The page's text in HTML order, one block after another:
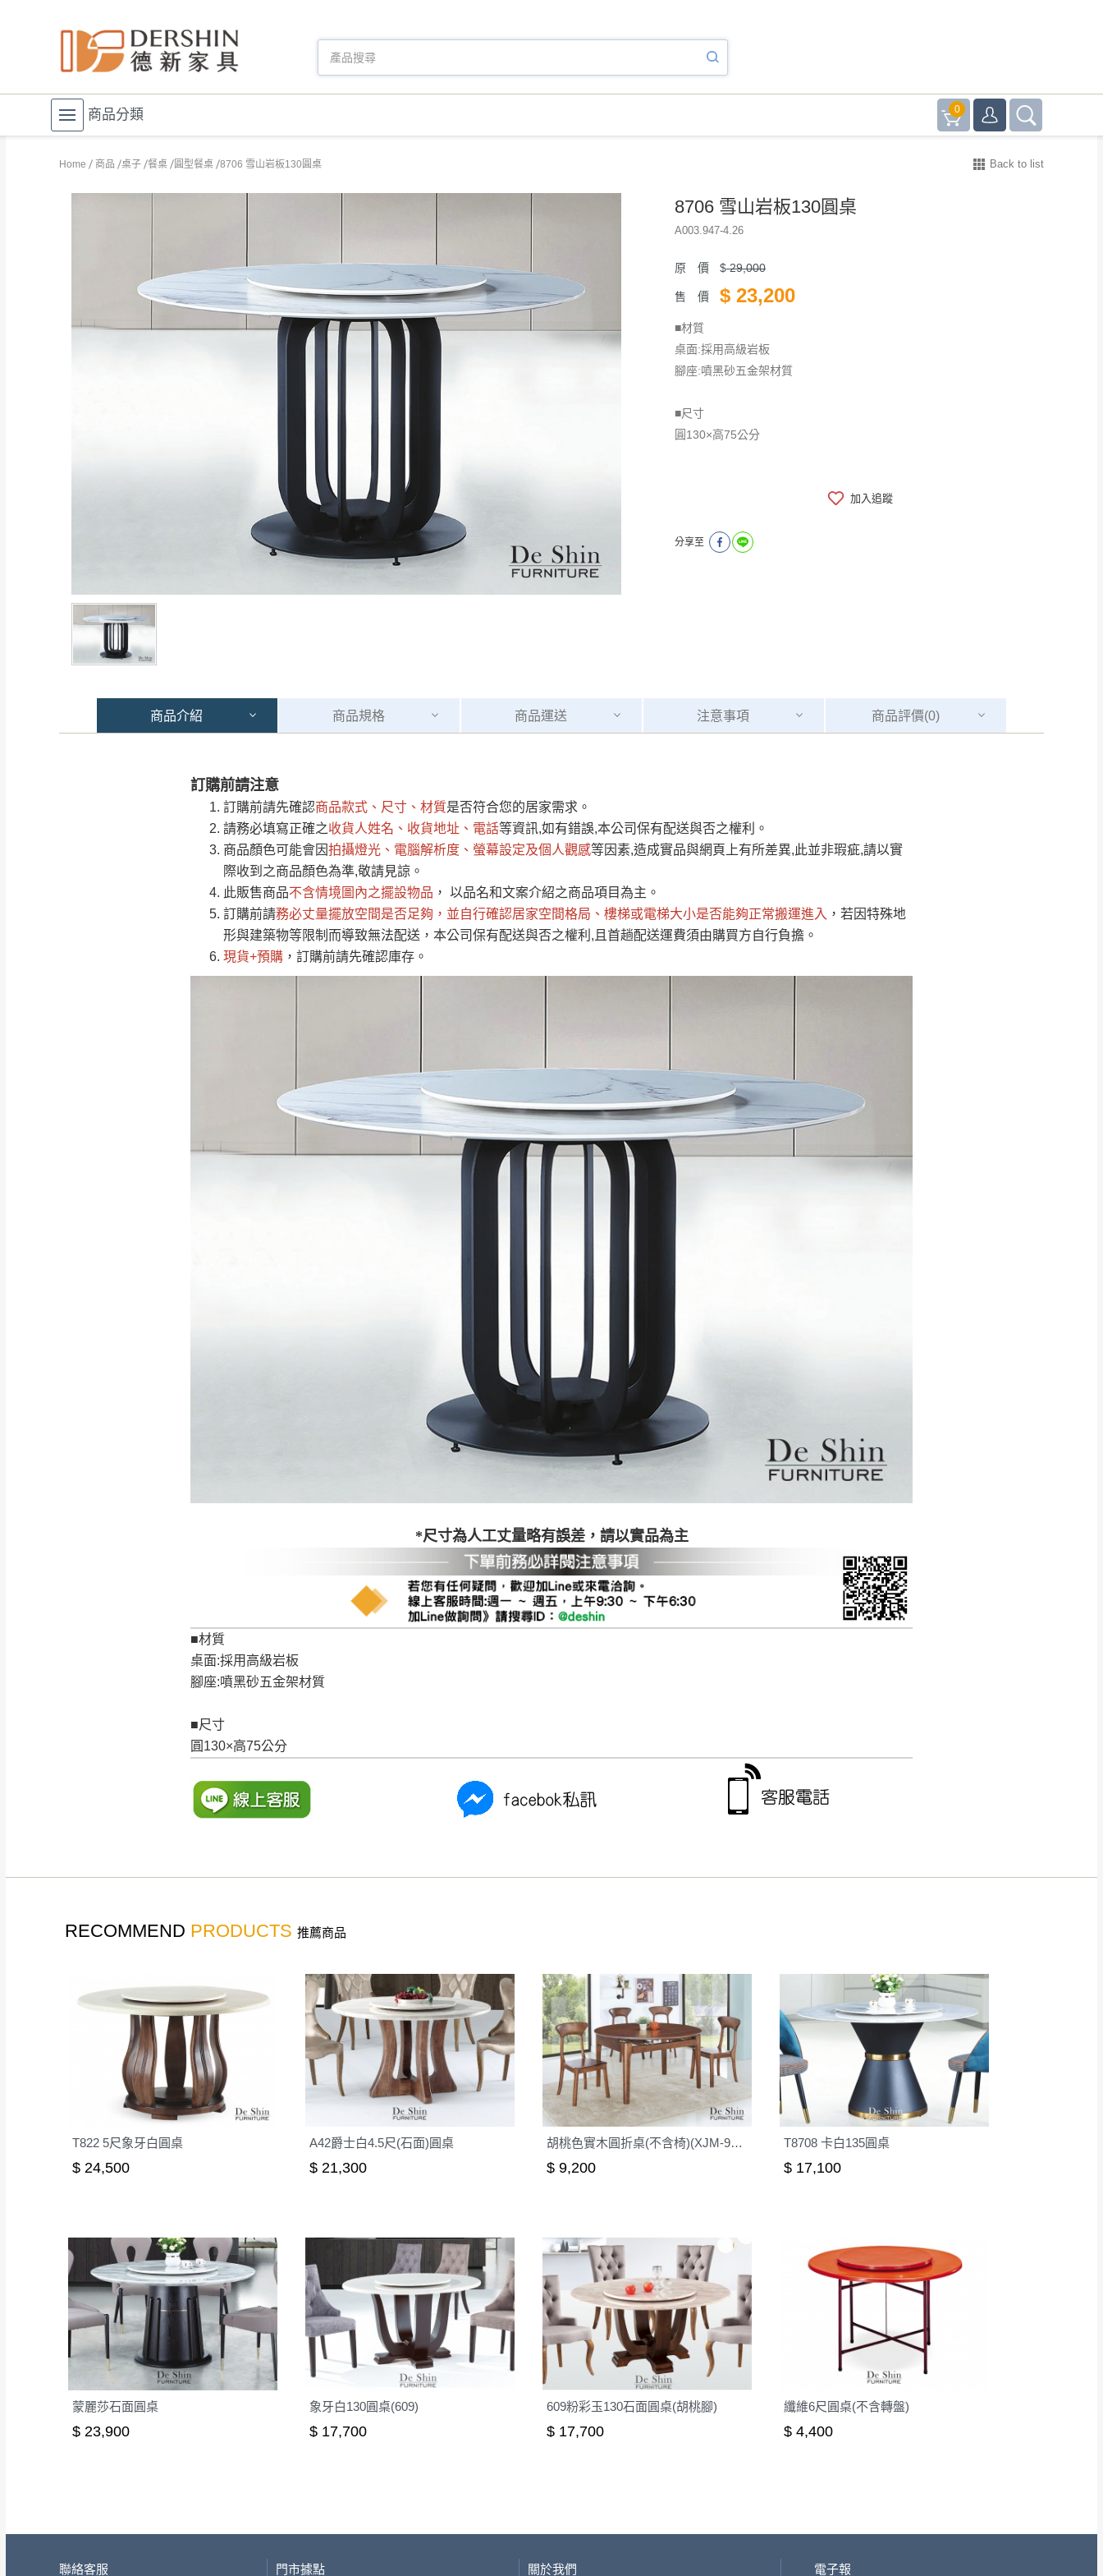
商品分類 0
Home 商品 桌子 餐桌 圓型餐桌 8706 雪山岩板130圓桌 Back to list
8706 雪山岩板130圓桌
A003.947-4.26
原 價 $29,000
售 價 $ 23,200
■材質
桌面:採用高級岩板
腳座:噴黑砂五金架材質
■尺寸
圓130×高75公分
加入追蹤
分享至
商品介紹 商品規格 商品運送 注意事項 商品評價(0)
訂購前請注意
訂購前請先確認商品款式、尺寸、材質是否符合您的居家需求。
請務必填寫正確之收貨人姓名、收貨地址、電話等資訊,如有錯誤,本公司保有配送與否之權利。
商品顏色可能會因拍攝燈光、電腦解析度、螢幕設定及個人觀感等因素,造成實品與網頁上有所差異,此並非瑕疵,請以實
際收到之商品顏色為準,敬請見諒。
此販售商品不含情境圖內之擺設物品 ， 以品名和文案介紹之商品項目為主。
訂購前請務必丈量擺放空間是否足夠 ，並自行確認居家空間格局、 樓梯或電梯大小是否能夠正常搬運進入 ，若因特殊地
形與建築物等限制而導致無法配送，本公司保有配送與否之權利,且首趟配送運費須由購買方自行負擔。
現貨+預購 ，訂購前請先確認庫存。
*尺寸為人工丈量略有誤差，請以實品為主
■材質
桌面:採用高級岩板
腳座:噴黑砂五金架材質
■尺寸
圓130×高75公分
運 費 說 明
運送地區
桃園
＊A108產品另收運費
復興鄉
峨眉鄉、五峰鄉、橫山、北埔鄉、尖石
雙溪、貢寮、烏來、平溪、九份、石
門、林口 下福里、新店山區、三峽山區、
石碇、坪林、福隆、淡水山區、北投湖山
配送天數：5~14天
到貨時間：指定送貨日當天以電話聯絡確認
｜周（一）配送部門固定公休無送貨｜
台北市、新北市地區固定每周(三)、(日)兩天收送貨
彰化、南投、雲林、嘉義、台南、高雄、屏東、宜蘭、 花蓮、台東、金門、馬祖、澎湖地區
@dershin）
其它注意事項
本司貨車運送如因路況不佳、天候惡劣、過於偏遠之山區內等，或收貨地點搬運過於困難等因素，導致無法順利配送，
保護物流人員的工作安全，賣家無提供吊掛服務，若需以吊車或其他的吊掛方式吊運，費用將由買方自行支付。
因大型傢俱有組裝、配送的問題，並非一般快速到貨商品，無法指定特定時間送達，司機當天到貨前皆會再與您通知，
無回收家具服務，若需回收家俱可聯絡當地請清潔隊回收,免付費清運專線：0800-085-717
注意事項：
由於品項繁多，網頁無法及時更新，如有需要購買商品，請於出發前來電或到「官方Line客服」來信確
認商品是否有「現貨」與 「金額」。
若商品價格或庫存有異常，商家有權取消訂單。
接單後二日內(不含例假日)，我們客服會與您電話聯絡或E-Mail通知確認訂單。
（線上客服 LINE → @dershin）
下單前先詢問是否現貨，若未詢問下單後無現貨我們客服會再來電或E-Mail與您聯絡
（洽詢方式請搜尋 Line ID →
素，導致無法配送，本公司保有出貨的權利。
保護物流人員的工作安全，賣家無提供吊掛服務，若需以吊車或其他的吊掛方式吊運，費用將由買方自
行支付。
因大型傢俱有組裝、配送的問題，並非一般快速到貨商品，無法指定特定時間送達，司機當天到貨前皆
會再與您通知，讓你不用整天在家等貨，以節省您的寶貴時間。
若收到不良品，請於到貨日起七日內通知本公司客服人員，我們將為您更換新品，運費皆由本站負責，
所有退回及換貨之商品必須是全新狀態且完整包裝，床墊、床包、枕頭類產品需為未拆封狀態(請保持商
品、附件、包裝、廠商紙及所有附隨文件或資料之完整性)，若未依照上述方式處理，恕無法接受退貨。
由於透過電腦螢幕選購商品，可能會因個人電腦螢幕的設定色差或解析度等因素， 與實際商品的顏色、
質感稍有不同，如因此而需退換貨，
需自付來回運費及人資成本
，請您訂購前詳加確認。(包含商品尺寸
訂購前請確認商品尺寸，大型物件因為人工丈量，難免會有些許誤差值(約正負0.5CM) 詳細尺寸以實品
為主。
非因本公司問題而需退換貨，請於收到貨7日內通知客服人員(Line@ ID：
狀態與完整包裝。鑑賞期間若發生非本司因素致使之汙損破壞，恕無法辦理退換貨。
台北市、新北市地區固定每周(三)、(日)兩天收送貨，敬請見諒！
本公司部份商品無維修服務，超過7日鑑賞期，商品使用年限，因客人使用習慣、居家環境不同。若屬人
為因素導致商品損壞、零件短缺，則維修、搬運費用，需由消費者自行吸收(另事先與消費者報價，消費
到貨7日內為鑑賞期(注意:鑑賞期非試用期)，若非商品品質瑕疵問題於鑑賞期內退貨之情形，我們需酌收
退貨運費。
請密切注意。
▪️三日內若未接獲您的匯款或轉帳通知，商品將不予保留(訂單自動取消)。
▪️無回收家具服務，若需回收家具可聯絡當地請清潔隊回收,免付費清運專線：0800-085-717。
全部 依評論高至低排列 依評論低至高排列 只顯示附上圖片
RECOMMEND PRODUCTS 推薦商品
T822 5尺象牙白圓桌
$ 24,500
A42爵士白4.5尺(石面)圓桌
$ 21,300
胡桃色實木圓折桌(不含椅)(XJM-9138H)
$ 9,200
T8708 卡白135圓桌
$ 17,100
蒙麗莎石面圓桌
$ 23,900
象牙白130圓桌(609)
$ 17,700
609粉彩玉130石面圓桌(胡桃腳)
$ 17,700
纖維6尺圓桌(不含轉盤)
$ 4,400
聯絡客服 門市據點 關於我們 電子報